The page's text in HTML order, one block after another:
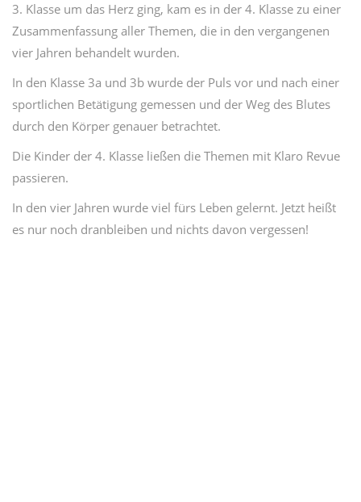
3. Klasse um das Herz ging, kam es in der 4. Klasse zu einer
Zusammenfassung aller Themen, die in den vergangenen
vier Jahren behandelt wurden.
In den Klasse 3a und 3b wurde der Puls vor und nach einer
sportlichen Betätigung gemessen und der Weg des Blutes
durch den Körper genauer betrachtet.
Die Kinder der 4. Klasse ließen die Themen mit Klaro Revue
passieren.
In den vier Jahren wurde viel fürs Leben gelernt. Jetzt heißt
es nur noch dranbleiben und nichts davon vergessen!